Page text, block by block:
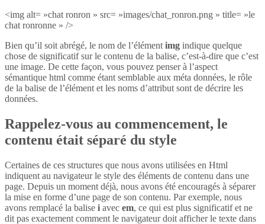
<img alt= »chat ronron » src= »images/chat_ronron.png » title= »le
chat ronronne » />
Bien qu’il soit abrégé, le nom de l’élément img indique quelque
chose de significatif sur le contenu de la balise, c’est-à-dire que c’est
une image. De cette façon, vous pouvez penser à l’aspect
sémantique html comme étant semblable aux méta données, le rôle
de la balise de l’élément et les noms d’attribut sont de décrire les
données.
Rappelez-vous au commencement, le
contenu était séparé du style
Certaines de ces structures que nous avons utilisées en Html
indiquent au navigateur le style des éléments de contenu dans une
page. Depuis un moment déjà, nous avons été encouragés à séparer
la mise en forme d’une page de son contenu. Par exemple, nous
avons remplacé la balise i avec em, ce qui est plus significatif et ne
dit pas exactement comment le navigateur doit afficher le texte dans